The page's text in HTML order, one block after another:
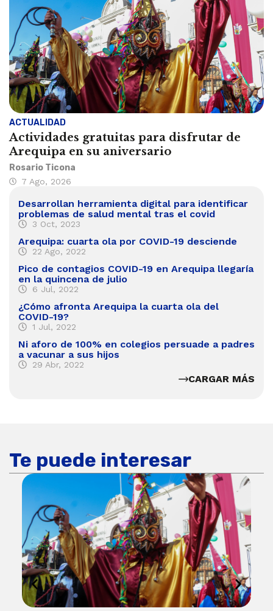
ACTUALIDAD
Actividades gratuitas para disfrutar de
Arequipa en su aniversario
Rosario Ticona
7 Ago, 2026
Desarrollan herramienta digital para identificar
problemas de salud mental tras el covid
3 Oct, 2023
Arequipa: cuarta ola por COVID-19 desciende
22 Ago, 2022
Pico de contagios COVID-19 en Arequipa llegaría
en la quincena de julio
6 Jul, 2022
¿Cómo afronta Arequipa la cuarta ola del
COVID-19?
1 Jul, 2022
Ni aforo de 100% en colegios persuade a padres
a vacunar a sus hijos
29 Abr, 2022
CARGAR MÁS
Te puede interesar